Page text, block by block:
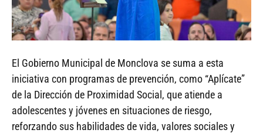
El Gobierno Municipal de Monclova se suma a esta
iniciativa con programas de prevención, como “Aplícate”
de la Dirección de Proximidad Social, que atiende a
adolescentes y jóvenes en situaciones de riesgo,
reforzando sus habilidades de vida, valores sociales y